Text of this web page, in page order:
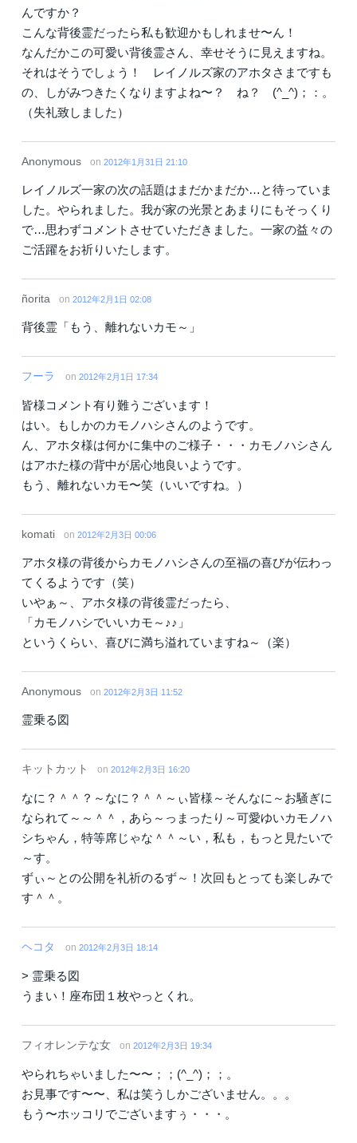
んですか？
こんな背後霊だったら私も歓迎かもしれませ〜ん！
なんだかこの可愛い背後霊さん、幸せそうに見えますね。
それはそうでしょう！ レイノルズ家のアホタさまですも
の、しがみつきたくなりますよね〜？ ね？ (^_^)；：。
（失礼致しました）
Anonymous on 2012年1月31日 21:10
レイノルズ一家の次の話題はまだかまだか…と待っていま
した。やられました。我が家の光景とあまりにもそっくり
で…思わずコメントさせていただきました。一家の益々の
ご活躍をお祈りいたします。
ñorita on 2012年2月1日 02:08
背後霊「もう、離れないカモ～」
フーラ on 2012年2月1日 17:34
皆様コメント有り難うございます！
はい。もしかのカモノハシさんのようです。
ん、アホタ様は何かに集中のご様子・・・カモノハシさん
はアホた様の背中が居心地良いようです。
もう、離れないカモ〜笑（いいですね。）
komati on 2012年2月3日 00:06
アホタ様の背後からカモノハシさんの至福の喜びが伝わっ
てくるようです（笑）
いやぁ～、アホタ様の背後霊だったら、
「カモノハシでいいカモ～♪♪」
というくらい、喜びに満ち溢れていますね～（楽）
Anonymous on 2012年2月3日 11:52
霊乗る図
キットカット on 2012年2月3日 16:20
なに？＾＾？～なに？＾＾～ぃ皆様～そんなに～お騒ぎに
なられて～～＾＾，あら～っまったり～可愛ゆいカモノハ
シちゃん，特等席じゃな＾＾～い，私も，もっと見たいで
～す。
ずぃ～との公開を礼祈のるず～！次回もとっても楽しみで
す＾＾。
ヘコタ on 2012年2月3日 18:14
> 霊乗る図
うまい！座布団１枚やっとくれ。
フィオレンテな女 on 2012年2月3日 19:34
やられちゃいました〜〜；；(^_^)；；。
お見事です〜〜、私は笑うしかございません。。。
もう〜ホッコリでございますぅ・・・。